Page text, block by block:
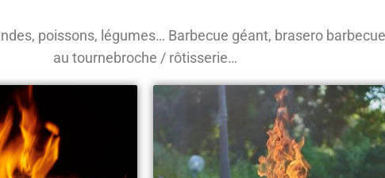
poissons, légumes… Barbecue géant, brasero
au tournebroche / rôtisserie…